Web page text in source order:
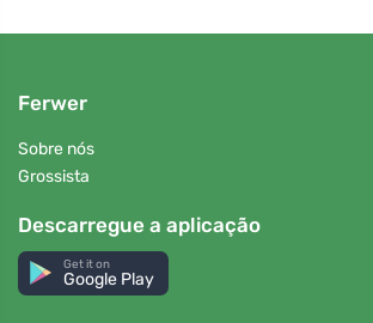
Ferwer
Sobre nós
Grossista
Descarregue a aplicação
Get it on
Google Play